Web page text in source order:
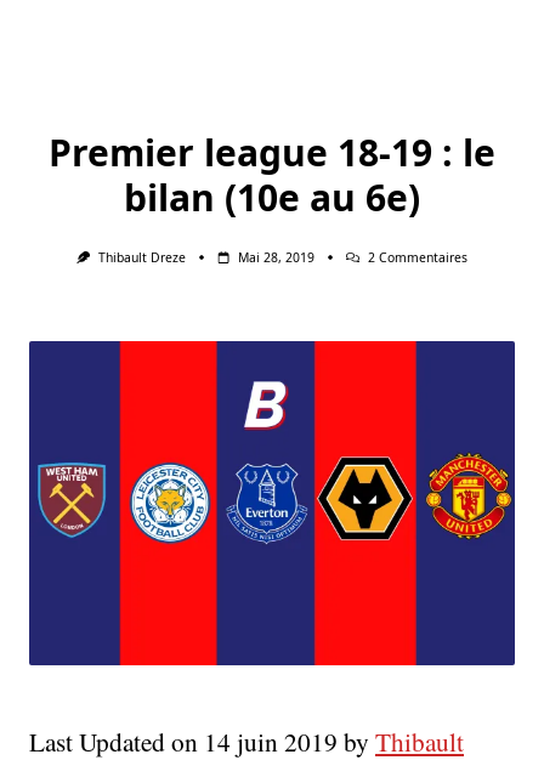
Premier league 18-19 : le
bilan (10e au 6e)
Thibault Dreze Mai 28, 2019 2 CommentairesSur
Last Updated on 14 juin 2019 by Thibault